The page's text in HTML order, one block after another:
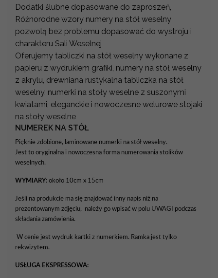
Dodatki ślubne dopasowane do zaproszeń,
Różnorodne wzory numery na stół weselny
pozwolą bez problemu dopasować do wystroju i
charakteru Sali Weselnej
Oferujemy tabliczki na stół weselny wykonane z
papieru z wydrukiem grafiki, numery na stół weselny
z akrylu, drewniana rustykalna tabliczka na stół
weselny, numerki na stoły weselne z suszonymi
kwiatami, eleganckie i nowoczesne welurowe stojaki
na stoły weselne
NUMEREK NA STÓŁ
Pięknie zdobione, laminowane numerki na stół weselny.
Jest to oryginalna i nowoczesna forma numerowania stolików
weselnych.
WYMIARY: około 10cm x 15cm
Jeśli na produkcie ma się znajdować inny napis niż na
prezentowanym zdjęciu, należy go wpisać w polu UWAGI podczas
składania zamówienia.
W cenie jest wydruk kartki z numerkiem. Ramka jest tylko
rekwizytem.
USŁUGA EKSPRESSOWA: